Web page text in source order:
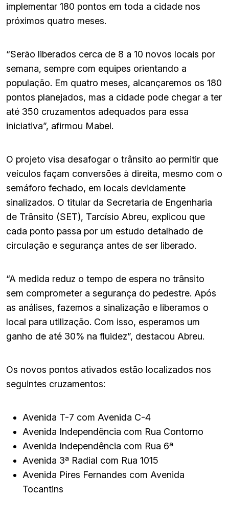
implementar 180 pontos em toda a cidade nos
próximos quatro meses.
“Serão liberados cerca de 8 a 10 novos locais por
semana, sempre com equipes orientando a
população. Em quatro meses, alcançaremos os 180
pontos planejados, mas a cidade pode chegar a ter
até 350 cruzamentos adequados para essa
iniciativa”, afirmou Mabel.
O projeto visa desafogar o trânsito ao permitir que
veículos façam conversões à direita, mesmo com o
semáforo fechado, em locais devidamente
sinalizados. O titular da Secretaria de Engenharia
de Trânsito (SET), Tarcísio Abreu, explicou que
cada ponto passa por um estudo detalhado de
circulação e segurança antes de ser liberado.
“A medida reduz o tempo de espera no trânsito
sem comprometer a segurança do pedestre. Após
as análises, fazemos a sinalização e liberamos o
local para utilização. Com isso, esperamos um
ganho de até 30% na fluidez”, destacou Abreu.
Os novos pontos ativados estão localizados nos
seguintes cruzamentos:
Avenida T-7 com Avenida C-4
Avenida Independência com Rua Contorno
Avenida Independência com Rua 6ª
Avenida 3ª Radial com Rua 1015
Avenida Pires Fernandes com Avenida
Tocantins